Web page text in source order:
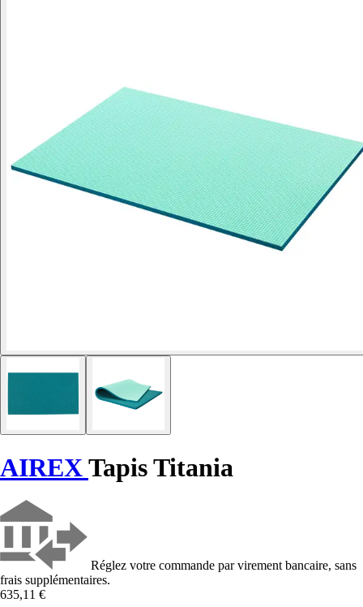
AIREXTapis Titania
Réglez votre commande par virement bancaire, sans
frais supplémentaires.
635,11 €